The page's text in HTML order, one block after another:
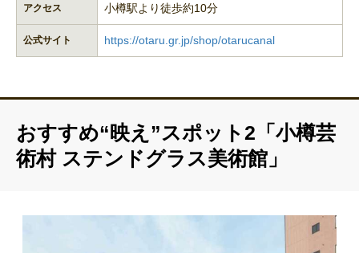
アクセス 小樽駅より徒歩約10分
公式サイト https://otaru.gr.jp/shop/otarucanal
おすすめ“映え”スポット2「小樽芸
術村 ステンドグラス美術館」